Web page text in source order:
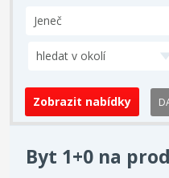
hledat v okolí
Byt 1+0 na